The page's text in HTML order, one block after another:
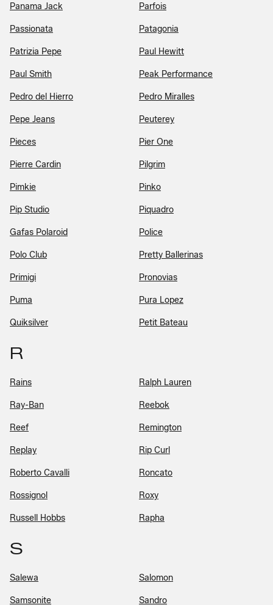
Panama Jack Parfois
Passionata Patagonia
Patrizia Pepe Paul Hewitt
Paul Smith Peak Performance
Pedro del Hierro Pedro Miralles
Pepe Jeans Peuterey
Pieces Pier One
Pierre Cardin Pilgrim
Pimkie Pinko
Pip Studio Piquadro
Gafas Polaroid Police
Polo Club Pretty Ballerinas
Primigi Pronovias
Puma Pura Lopez
Quiksilver Petit Bateau
R
Rains Ralph Lauren
Ray-Ban Reebok
Reef Remington
Replay Rip Curl
Roberto Cavalli Roncato
Rossignol Roxy
Russell Hobbs Rapha
S
Salewa Salomon
Samsonite Sandro